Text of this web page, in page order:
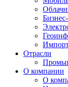
Отрасли
О компании
О